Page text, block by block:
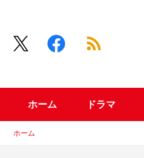
ホーム ドラマ
ホーム